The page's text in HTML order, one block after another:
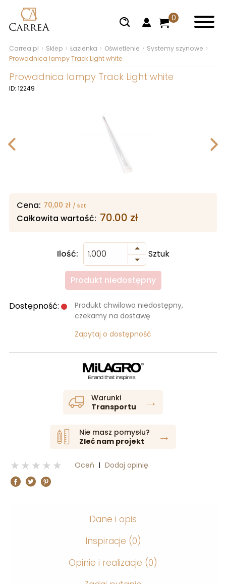
0
Carrea.pl Sklep Łazienka Oświetlenie
Systemy szynowe
Prowadnica lampy Track Light white
Prowadnica lampy Track Light white
ID: 12249
Dostępność:
Produkt chwilowo niedostępny,
czekamy na dostawę
Zapytaj o dostępność
Warunki
Transportu
→
Nie masz pomysłu?
Zleć nam projekt
→
5 stars
4 stars
3 stars
2 stars
1 stars Oceń | Dodaj opinię
Cena: 70,00 zł / szt
Całkowita wartość: 70.00 zł
Ilość: Sztuk
Produkt niedostępny
Dane i opis
Inspiracje (0)
Opinie i realizacje (0)